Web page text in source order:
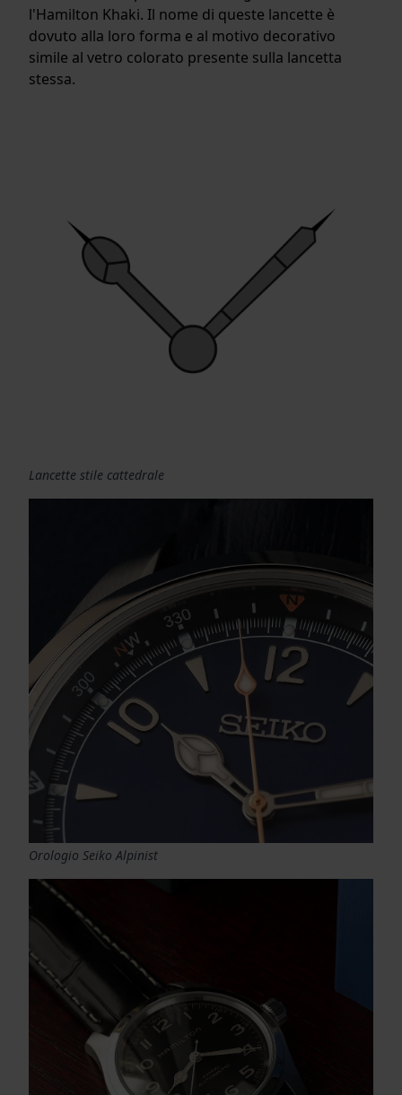
l'Hamilton Khaki. Il nome di queste lancette è
dovuto alla loro forma e al motivo decorativo
simile al vetro colorato presente sulla lancetta
stessa.
Lancette stile cattedrale
Orologio Seiko Alpinist